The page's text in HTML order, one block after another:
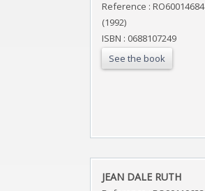
Reference : RO60014684
(1992)
ISBN : 0688107249
See the book
‎JEAN DALE RUTH‎